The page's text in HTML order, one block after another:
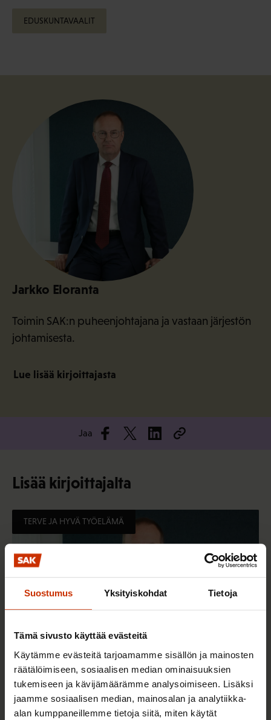
Suostumus Yksityiskohdat Tietoja
Tämä sivusto käyttää evästeitä
Käytämme evästeitä tarjoamamme sisällön ja mainosten
räätälöimiseen, sosiaalisen median ominaisuuksien
tukemiseen ja kävijämäärämme analysoimiseen. Lisäksi
jaamme sosiaalisen median, mainosalan ja analytiikka-
alan kumppaneillemme tietoja siitä, miten käytät
EDUSKUNTAVAALIT
Jarkko Eloranta
Toimin SAK:n puheenjohtajana ja vastaan järjestön
johtamisesta.
Lue lisää kirjoittajasta
Jaa
Lisää kirjoittajalta
TERVE JA HYVÄ TYÖELÄMÄ
29.5.2026Jarkko Eloranta
Investoikaa ihmisiin!